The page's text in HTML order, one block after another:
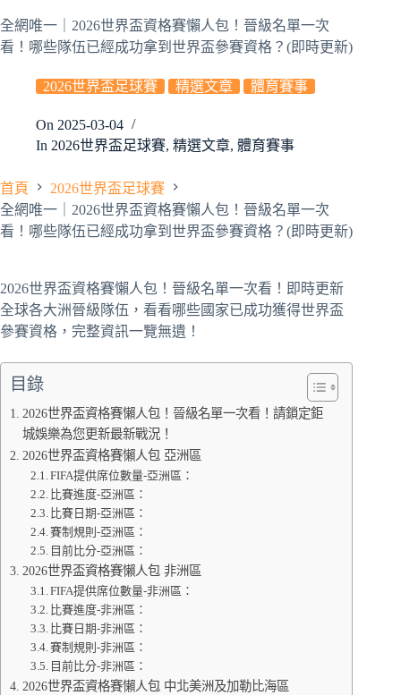
全網唯一｜2026世界盃資格賽懶人包！晉級名單一次
看！哪些隊伍已經成功拿到世界盃參賽資格？(即時更新)
2026世界盃足球賽 精選文章 體育賽事
On 2025-03-04
In 2026世界盃足球賽,精選文章,體育賽事
首頁
2026世界盃足球賽
全網唯一｜2026世界盃資格賽懶人包！晉級名單一次
看！哪些隊伍已經成功拿到世界盃參賽資格？(即時更新)
2026世界盃資格賽懶人包！晉級名單一次看！即時更新
全球各大洲晉級隊伍，看看哪些國家已成功獲得世界盃
參賽資格，完整資訊一覽無遺！
目錄
2026世界盃資格賽懶人包！晉級名單一次看！請鎖定鉅
城娛樂為您更新最新戰況！
2026世界盃資格賽懶人包 亞洲區
FIFA提供席位數量-亞洲區：
比賽進度-亞洲區：
比賽日期-亞洲區：
賽制規則-亞洲區：
目前比分-亞洲區：
2026世界盃資格賽懶人包 非洲區
FIFA提供席位數量-非洲區：
比賽進度-非洲區：
比賽日期-非洲區：
賽制規則-非洲區：
目前比分-非洲區：
2026世界盃資格賽懶人包 中北美洲及加勒比海區